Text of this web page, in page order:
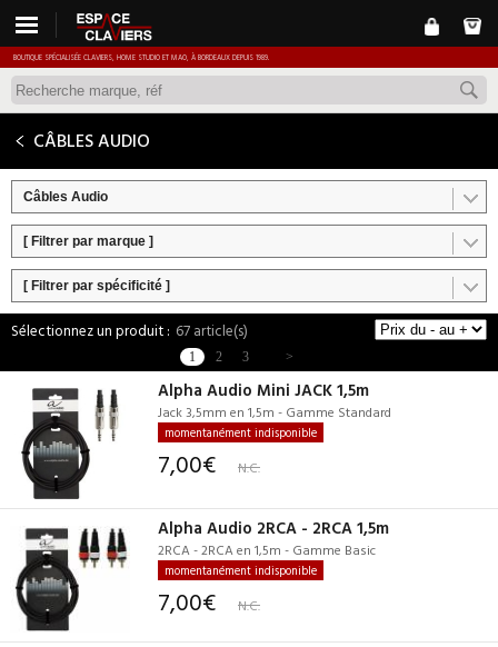
BOUTIQUE SPÉCIALISÉE CLAVIERS, HOME STUDIO ET MAO, À BORDEAUX DEPUIS 1989.
CÂBLES AUDIO
Câbles Audio
[ Filtrer par marque ]
[ Filtrer par spécificité ]
67 article(s)
1 2 3 >
Alpha Audio Mini JACK 1,5m
Jack 3,5mm en 1,5m - Gamme Standard
momentanément indisponible
7,00€ N.C.
Alpha Audio 2RCA - 2RCA 1,5m
2RCA - 2RCA en 1,5m - Gamme Basic
momentanément indisponible
7,00€ N.C.